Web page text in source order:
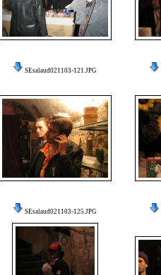
SEsalaud021103-121.JPG
SEsalaud021103-125.JPG